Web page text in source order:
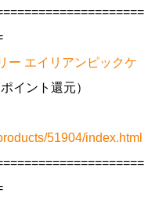
ー エイリアンピックケ
イント還元）
51904/index.html